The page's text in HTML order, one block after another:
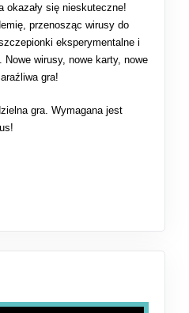
okazały się nieskuteczne!
przenosząc wirusy do
eksperymentalne i
wirusy, nowe karty, nowe
gra!
gra. Wymagana jest